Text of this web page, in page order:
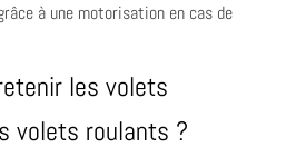
à une motorisation en cas de
les volets
volets roulants ?